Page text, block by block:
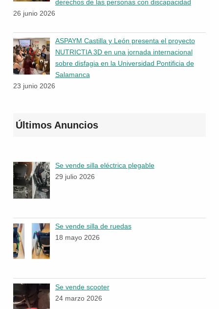
derechos de las personas con discapacidad
26 junio 2026
ASPAYM Castilla y León presenta el proyecto
NUTRICTIA 3D en una jornada internacional
sobre disfagia en la Universidad Pontificia de
Salamanca
23 junio 2026
Últimos Anuncios
Se vende silla eléctrica plegable
29 julio 2026
Se vende silla de ruedas
18 mayo 2026
Se vende scooter
24 marzo 2026